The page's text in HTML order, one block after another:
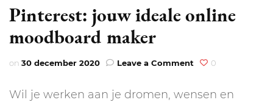
Pinterest: jouw ideale online
moodboard maker
on 30 december 2020 Leave a Comment on
ideale
0
Wil je werken aan je dromen, wensen en